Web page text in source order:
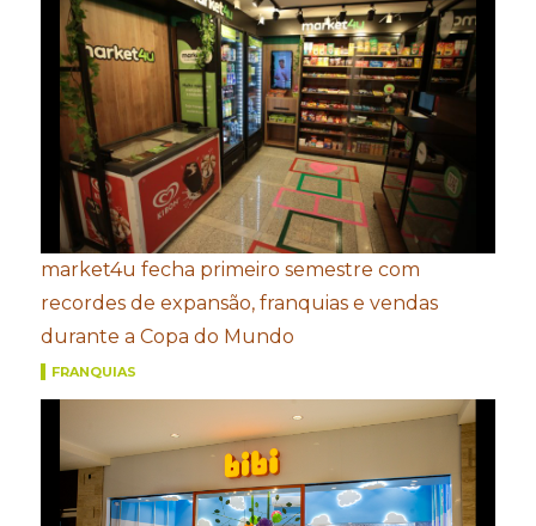
market4u fecha primeiro semestre com
recordes de expansão, franquias e vendas
durante a Copa do Mundo
FRANQUIAS